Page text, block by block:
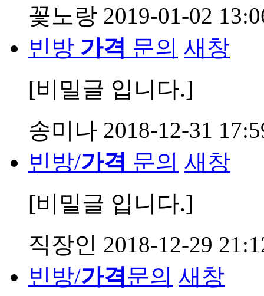
꽃노랑 2019-01-02
빈방 가격 문의 새창
[비밀글 입니다.]
송미나 2018-12-31
빈방/가격 문의 새창
[비밀글 입니다.]
직장인 2018-12-29
빈방/가격문의 새창